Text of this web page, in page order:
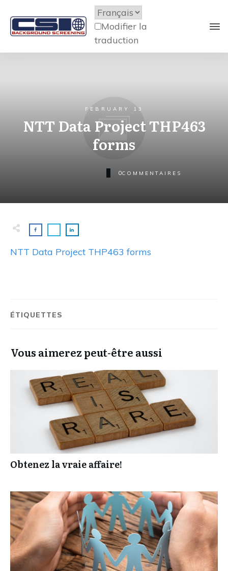
Modifier la
traduction
FEBRUARY 13
NTT Data Project THP463
forms
0COMMENTAIRES
NTT Data Project THP463 forms
ÉTIQUETTES
Vous aimerez peut-être aussi
Obtenez la vraie affaire!